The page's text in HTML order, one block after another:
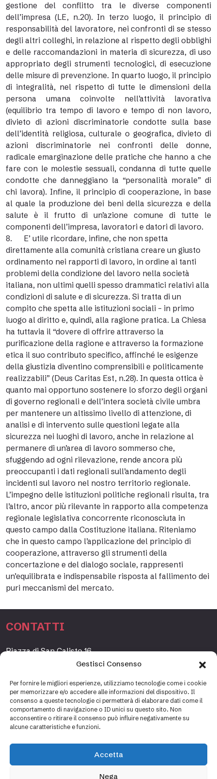
Gestisci Consenso
Per fornire le migliori esperienze, utilizziamo tecnologie come i cookie
per memorizzare e/o accedere alle informazioni del dispositivo. Il
consenso a queste tecnologie ci permetterà di elaborare dati come il
comportamento di navigazione o ID unici su questo sito. Non
acconsentire o ritirare il consenso può influire negativamente su
alcune caratteristiche e funzioni.
Accetta
Nega
gestione del conflitto tra le diverse componenti
dell’impresa (LE, n.20). In terzo luogo, il principio di
responsabilità del lavoratore, nei confronti di se stesso
degli altri colleghi, in relazione al rispetto degli obblighi
e delle raccomandazioni in materia di sicurezza, di uso
appropriato degli strumenti tecnologici, di esecuzione
delle misure di prevenzione. In quarto luogo, il principio
di integralità, nel rispetto di tutte le dimensioni della
persona umana coinvolte nell’attività lavorativa
(equilibrio tra tempo di lavoro e tempo di non lavoro,
divieto di azioni discriminatorie condotte sulla base
dell’identità religiosa, culturale o geografica, divieto di
azioni discriminatorie nei confronti delle donne,
radicale emarginazione delle pratiche che hanno a che
fare con le molestie sessuali, condanna di tutte quelle
condotte che danneggiano la “personalità morale” di
chi lavora). Infine, il principio di cooperazione, in base
al quale la produzione dei beni della sicurezza e della
salute è il frutto di un’azione comune di tutte le
componenti dell’impresa, lavoratori e datori di lavoro.
8. E’ utile ricordare, infine, che non spetta
direttamente alla comunità cristiana creare un giusto
ordinamento nei rapporti di lavoro, in ordine ai tanti
problemi della condizione del lavoro nella società
italiana, non ultimi quelli spesso drammatici relativi alla
condizioni di salute e di sicurezza. Si tratta di un
compito che spetta alle istituzioni sociali – in primo
luogo al diritto e, quindi, alla ragione pratica. La Chiesa
ha tuttavia il “dovere di offrire attraverso la
purificazione della ragione e attraverso la formazione
etica il suo contributo specifico, affinché le esigenze
della giustizia diventino comprensibili e politicamente
realizzabili” (Deus Caritas Est, n.28). In questa ottica è
quanto mai opportuno sostenere lo sforzo degli organi
di governo regionali e dell’intera società civile umbra
per mantenere un altissimo livello di attenzione, di
analisi e di intervento sulle questioni legate alla
sicurezza nei luoghi di lavoro, anche in relazione al
permanere di un’area di lavoro sommerso che,
sfuggendo ad ogni rilevazione, rende ancora più
preoccupanti i dati regionali sull’andamento degli
incidenti sul lavoro nel nostro territorio regionale.
L’impegno delle istituzioni politiche regionali risulta, tra
l’altro, ancor più rilevante in rapporto alla competenza
regionale legislativa concorrente riconosciuta in
questo campo dalla Costituzione italiana. Riteniamo
che in questo campo l’applicazione del principio di
cooperazione, attraverso gli strumenti della
concertazione e del dialogo sociale, rappresenti
un’equilibrata e indispensabile risposta al fallimento dei
puri meccanismi del mercato.
CONTATTI
Piazza di San Calisto 16,
www.fondazioneetagrande.org
SEGRETERIA
info@fondazioneetagrande.it